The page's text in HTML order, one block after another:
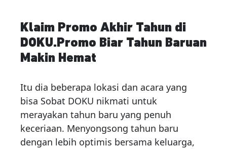
Klaim Promo Akhir Tahun di
DOKU.Promo Biar Tahun Baruan
Makin Hemat
Itu dia beberapa lokasi dan acara yang
bisa Sobat DOKU nikmati untuk
merayakan tahun baru yang penuh
keceriaan. Menyongsong tahun baru
dengan lebih optimis bersama keluarga,